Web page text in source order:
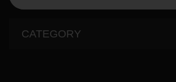
CATEGORY